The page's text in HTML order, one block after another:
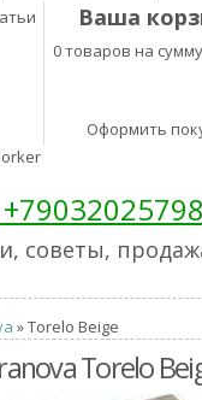
Ваша
0 товаров на сумму
Оформить
советы,
» Torelo Beige
Torelo